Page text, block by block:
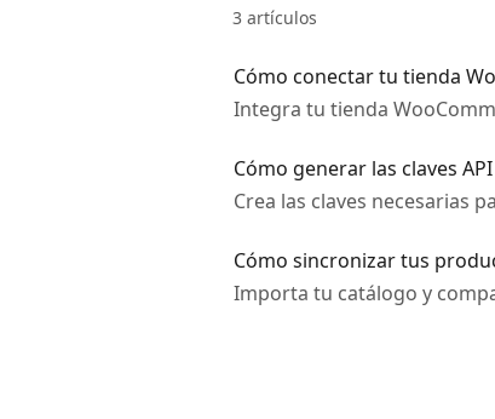
3 artículos
Cómo conectar tu tienda
Integra tu tienda
Cómo generar las claves
Crea las claves necesarias
Cómo sincronizar tus
Importa tu catálogo y